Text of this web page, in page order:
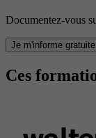
Documentez-vous
Je m'informe
Ces